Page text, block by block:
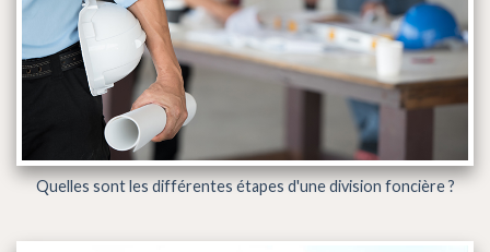
Quelles sont les différentes étapes d'une division foncière ?